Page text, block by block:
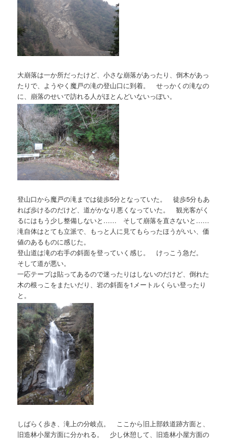
大崩落は一か所だったけど、小さな崩落があったり、倒木があっ
たりで、ようやく魔戸の滝の登山口に到着。 せっかくの滝なの
に、崩落のせいで訪れる人がほとんどいないっぽい。
登山口から魔戸の滝までは徒歩5分となっていた。 徒歩5分もあ
れば歩けるのだけど、道がかなり悪くなっていた。 観光客がく
るにはもう少し整備しないと…… そして崩落を直さないと……
滝自体はとても立派で、もっと人に見てもらったほうがいい、価
値のあるものに感じた。
登山道は滝の右手の斜面を登っていく感じ。 けっこう急だ。
そして道が悪い。
一応テープは貼ってあるので迷ったりはしないのだけど、倒れた
木の根っこをまたいだり、岩の斜面を1メートルくらい登ったり
と。
しばらく歩き、滝上の分岐点。 ここから旧上部鉄道跡方面と、
旧造林小屋方面に分かれる。 少し休憩して、旧造林小屋方面の